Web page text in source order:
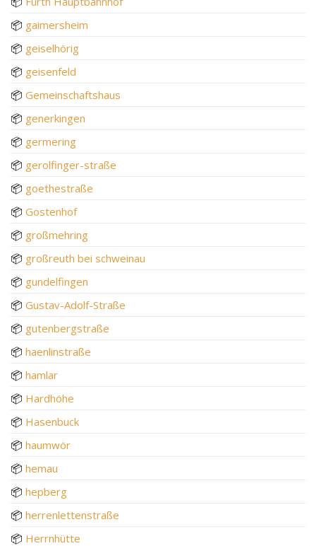
📦 gaimersheim
📦 geiselhörig
📦 geisenfeld
📦 Gemeinschaftshaus
📦 generkingen
📦 germering
📦 gerolfinger-straße
📦 goethestraße
📦 Gostenhof
📦 großmehring
📦 großreuth bei schweinau
📦 gundelfingen
📦 Gustav-Adolf-Straße
📦 gutenbergstraße
📦 haenlinstraße
📦 hamlar
📦 Hardhöhe
📦 Hasenbuck
📦 haumwör
📦 hemau
📦 hepberg
📦 herrenlettenstraße
📦 Herrnhütte